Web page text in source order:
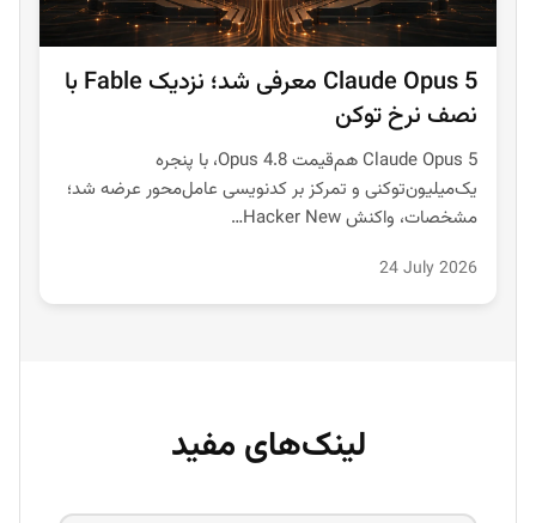
Claude Opus 5 معرفی شد؛ نزدیک Fable با
نصف نرخ توکن
Claude Opus 5 هم‌قیمت Opus 4.8، با پنجره
یک‌میلیون‌توکنی و تمرکز بر کدنویسی عامل‌محور عرضه شد؛
مشخصات، واکنش Hacker New…
24 July 2026
لینک‌های مفید